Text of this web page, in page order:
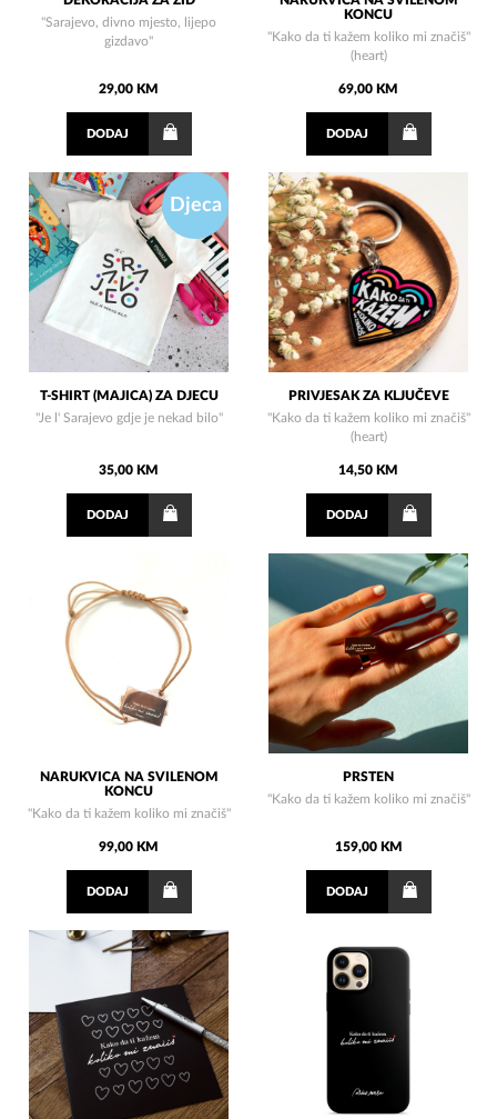
"Sarajevo, divno mjesto, lijepo
gizdavo"
29,00 KM
DODAJ
KONCU
"Kako da ti kažem koliko mi značiš"
(heart)
69,00 KM
DODAJ
Djeca
T-SHIRT (MAJICA) ZA DJECU
"Je l' Sarajevo gdje je nekad bilo"
35,00 KM
DODAJ
PRIVJESAK ZA KLJUČEVE
"Kako da ti kažem koliko mi značiš"
(heart)
14,50 KM
DODAJ
NARUKVICA NA SVILENOM
KONCU
"Kako da ti kažem koliko mi značiš"
99,00 KM
DODAJ
PRSTEN
"Kako da ti kažem koliko mi značiš"
159,00 KM
DODAJ